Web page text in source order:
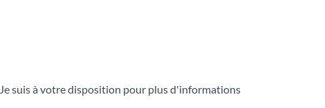
Je suis à votre disposition pour plus d'informations